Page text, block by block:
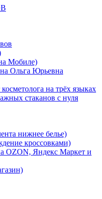
Мобиле)
Ольга Юрьевна
на трёх языках
стаканов с нуля
нижнее белье)
кроссовками)
OZON, Яндекс Маркет и